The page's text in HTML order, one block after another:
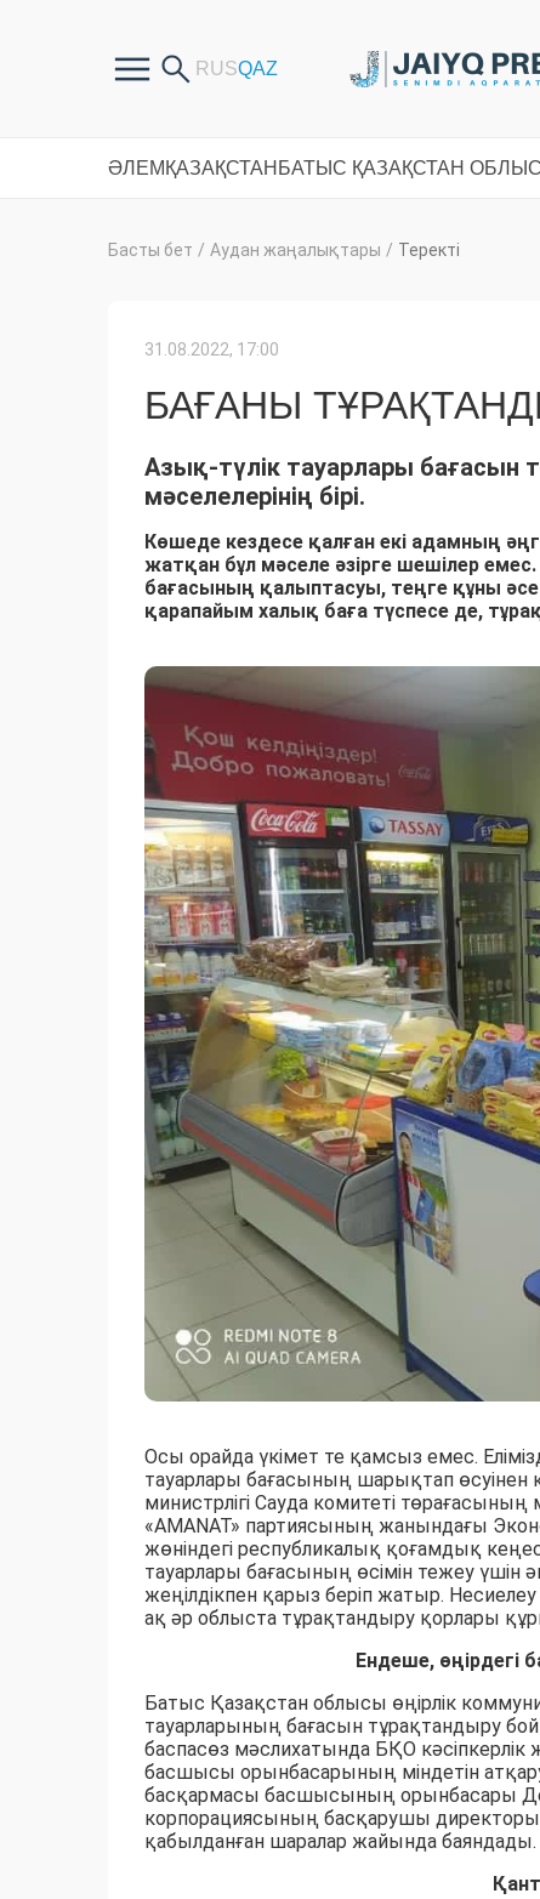
ӘЛЕМ ҚАЗАҚСТАН БАТЫС ҚАЗАҚСТАН
Басты бет / Аудан жаңалықтары / Теректі
31.08.2022, 17:00
БАҒАНЫ
Азық-түлік тауарлары бағасын
мәселелерінің бірі.
Көшеде кездесе қалған екі адамның
жатқан бұл мәселе әзірге шешілер
бағасының қалыптасуы, теңге құны
қарапайым халық баға түспесе де,
Осы орайда үкімет те қамсыз емес.
тауарлары бағасының шарықтап
министрлігі Сауда комитеті
«AMANAT» партиясының жанындағы
жөніндегі республикалық қоғамдық
тауарлары бағасының өсімін тежеу
жеңілдікпен қарыз беріп жатыр.
ақ әр облыста тұрақтандыру қорлары
Ендеше, өңірдегі
Батыс Қазақстан облысы өңірлік
тауарларының бағасын тұрақтандыру
баспасөз мәслихатында БҚО
басшысы орынбасарының міндетін
басқармасы басшысының орынбасары
корпорациясының басқарушы директоры
қабылданған шаралар жайында баяндады.